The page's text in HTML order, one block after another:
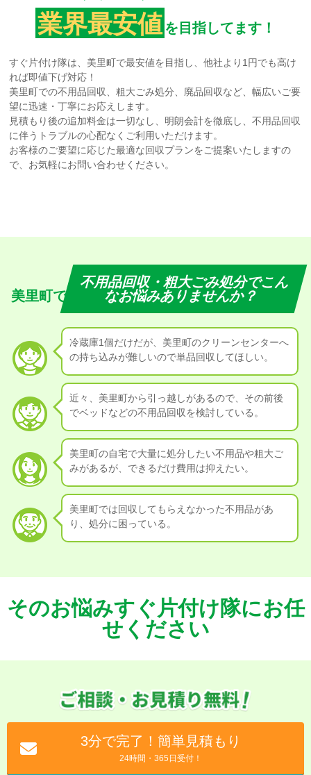
業界最安値 を目指してます！
すぐ片付け隊は、美里町で最安値を目指し、他社より1円でも高け
れば即値下げ対応！
美里町での不用品回収、粗大ごみ処分、廃品回収など、幅広いご要
望に迅速・丁寧にお応えします。
見積もり後の追加料金は一切なし、明朗会計を徹底し、不用品回収
に伴うトラブルの心配なくご利用いただけます。
お客様のご要望に応じた最適な回収プランをご提案いたしますの
で、お気軽にお問い合わせください。
美里町で
不用品回収・粗大ごみ処分でこん
なお悩みありませんか？
冷蔵庫1個だけだが、美里町のクリーンセンターへ
の持ち込みが難しいので単品回収してほしい。
近々、美里町から引っ越しがあるので、その前後
でベッドなどの不用品回収を検討している。
美里町の自宅で大量に処分したい不用品や粗大ご
みがあるが、できるだけ費用は抑えたい。
美里町では回収してもらえなかった不用品があ
り、処分に困っている。
そのお悩みすぐ片付け隊にお任
せください
3分で完了！簡単見積もり
24時間・365日受付！